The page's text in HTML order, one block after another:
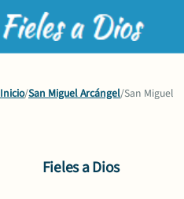
Inicio/San Miguel Arcángel/San Miguel
Fieles a Dios